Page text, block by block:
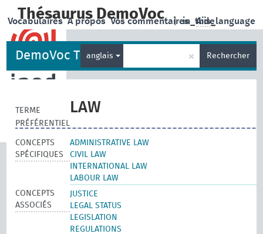
Thésaurus DemoVoc | in_this_language
Vocabulaires A propos Vos commentaires Aide
DemoVoc Thesaurus
anglais × Rechercher
TERME
PRÉFÉRENTIEL
LAW
CONCEPTS
SPÉCIFIQUES
ADMINISTRATIVE LAW
CIVIL LAW
INTERNATIONAL LAW
LABOUR LAW
CONCEPTS
ASSOCIÉS
JUSTICE
LEGAL STATUS
LEGISLATION
REGULATIONS